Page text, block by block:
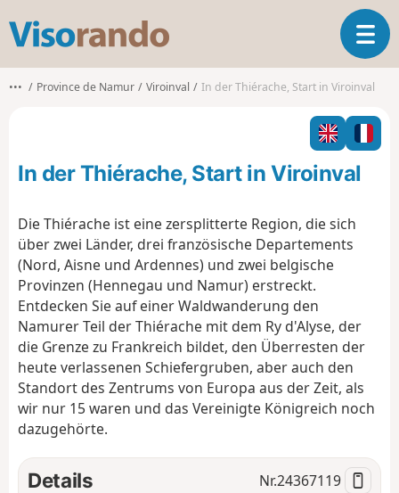
s
o
o
T
o
l
n
••• Province de Namur Viroinval In der Thiérache, Start in Viroinval
In der Thiérache, Start in Viroinval
Die Thiérache ist eine zersplitterte Region, die sich
über zwei Länder, drei französische Departements
(Nord, Aisne und Ardennes) und zwei belgische
Provinzen (Hennegau und Namur) erstreckt.
Entdecken Sie auf einer Waldwanderung den
Namurer Teil der Thiérache mit dem Ry d'Alyse, der
die Grenze zu Frankreich bildet, den Überresten der
heute verlassenen Schiefergruben, aber auch den
Standort des Zentrums von Europa aus der Zeit, als
wir nur 15 waren und das Vereinigte Königreich noch
dazugehörte.
Details Nr.24367119